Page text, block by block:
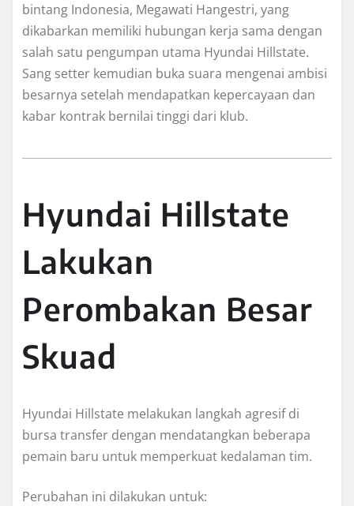
bintang Indonesia, Megawati Hangestri, yang
dikabarkan memiliki hubungan kerja sama dengan
salah satu pengumpan utama Hyundai Hillstate.
Sang setter kemudian buka suara mengenai ambisi
besarnya setelah mendapatkan kepercayaan dan
kabar kontrak bernilai tinggi dari klub.
Hyundai Hillstate
Lakukan
Perombakan Besar
Skuad
Hyundai Hillstate melakukan langkah agresif di
bursa transfer dengan mendatangkan beberapa
pemain baru untuk memperkuat kedalaman tim.
Perubahan ini dilakukan untuk: